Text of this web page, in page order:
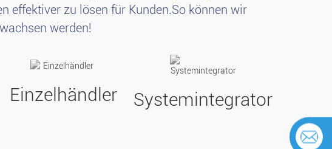
effektiver zu lösen für Kunden.So können wir
werden!
Einzelhändler Systemintegrator